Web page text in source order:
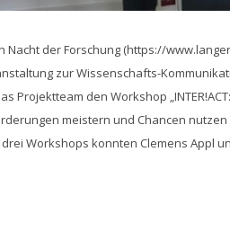
Nacht der Forschung (https://
zur Wissenschafts-
Projektteam den Workshop
meistern und Chancen
Workshops konnten Clemens Appl